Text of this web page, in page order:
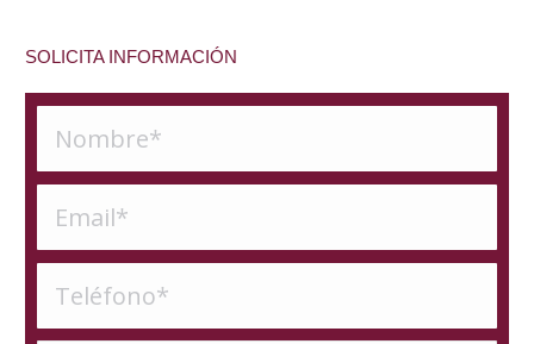
SOLICITA INFORMACIÓN